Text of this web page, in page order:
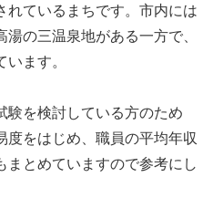
れているまちです。市内には
の三温泉地がある一方で、
ます。
験を検討している方のため
度をはじめ、職員の平均年収
まとめていますので参考にし